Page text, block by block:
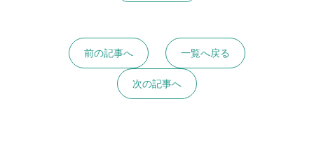
前の記事へ 一覧へ戻る
次の記事へ